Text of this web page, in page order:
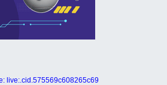
live:.cid.575569c608265c69